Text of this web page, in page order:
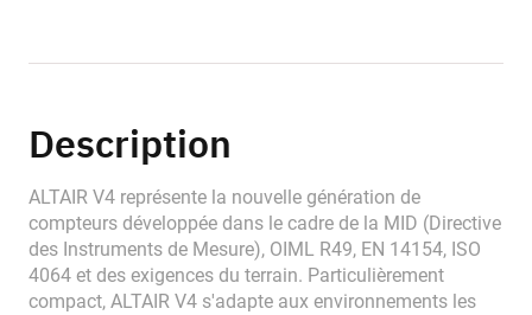
Description
ALTAIR V4 représente la nouvelle génération de
compteurs développée dans le cadre de la MID (Directive
des Instruments de Mesure), OIML R49, EN 14154, ISO
4064 et des exigences du terrain. Particulièrement
compact, ALTAIR V4 s'adapte aux environnements les